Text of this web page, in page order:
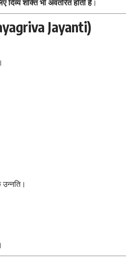
दिव्य शक्ति भी अवतरित होती है।
Jayanti)